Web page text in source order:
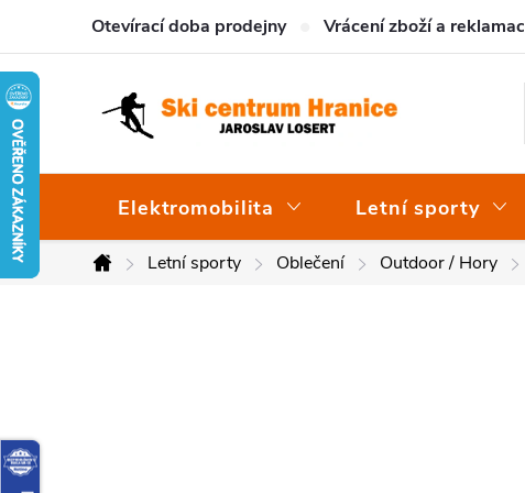
obsah
Otevírací doba prodejny Vrácení zboží a reklamace
Elektromobilita Letní sporty
DomůLetní sporty Oblečení Outdoor / Hory